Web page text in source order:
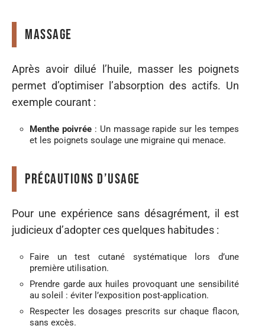
Massage
Après avoir dilué l’huile, masser les poignets
permet d’optimiser l’absorption des actifs. Un
exemple courant :
Menthe poivrée: Un massage rapide sur les tempes
et les poignets soulage une migraine qui menace.
Précautions d’usage
Pour une expérience sans désagrément, il est
judicieux d’adopter ces quelques habitudes :
Faire un test cutané systématique lors d’une
première utilisation.
Prendre garde aux huiles provoquant une sensibilité
au soleil : éviter l’exposition post-application.
Respecter les dosages prescrits sur chaque flacon,
sans excès.